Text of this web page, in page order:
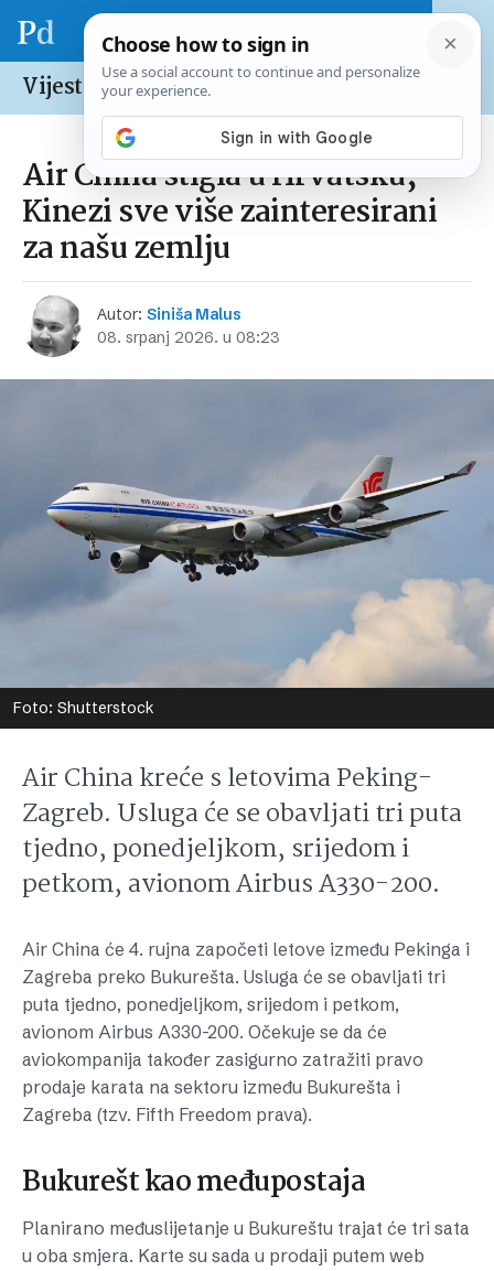
Vijesti /Hrvatska
Air China stigla u Hrvatsku,
Kinezi sve više zainteresirani
za našu zemlju
Autor: Siniša Malus
08. srpanj 2026. u 08:23
Foto: Shutterstock
Air China kreće s letovima Peking-
Zagreb. Usluga će se obavljati tri puta
tjedno, ponedjeljkom, srijedom i
petkom, avionom Airbus A330-200.
Air China će 4. rujna započeti letove između Pekinga i
Zagreba preko Bukurešta. Usluga će se obavljati tri
puta tjedno, ponedjeljkom, srijedom i petkom,
avionom Airbus A330-200. Očekuje se da će
aviokompanija također zasigurno zatražiti pravo
prodaje karata na sektoru između Bukurešta i
Zagreba (tzv. Fifth Freedom prava).
Bukurešt kao međupostaja
Planirano međuslijetanje u Bukureštu trajat će tri sata
u oba smjera. Karte su sada u prodaji putem web